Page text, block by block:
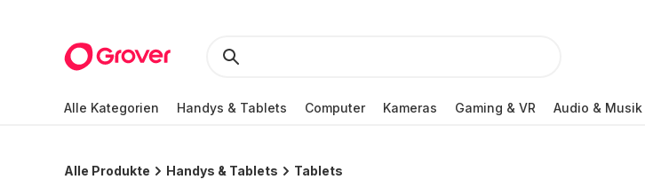
Alle Kategorien Handys & Tablets Computer Kameras Gaming & VR Audio & Musik
Alle Produkte Handys & Tablets Tablets